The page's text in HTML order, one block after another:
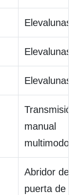
Elevalunas
Elevalunas
Elevalunas
Transmisión
manual
multimodo
Abridor de
puerta de